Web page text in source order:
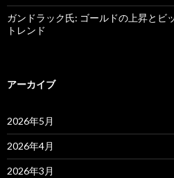
ガンドラック氏: ゴールドの上昇とビ
トレンド
アーカイブ
2026年5月
2026年4月
2026年3月